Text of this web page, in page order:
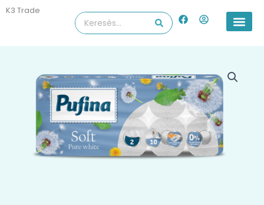
SkipK3 Trade
Search
...
F
a
o
k
U
s
i
r
c
l
e